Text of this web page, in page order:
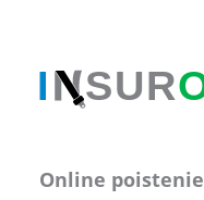
Online poistenie